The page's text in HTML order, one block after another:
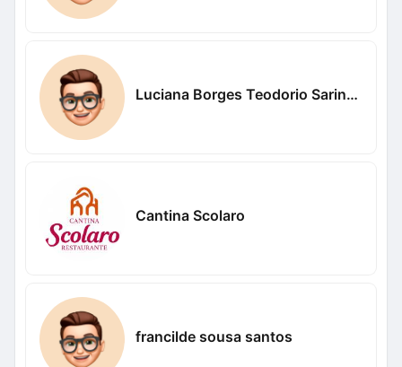
Luciana Borges Teodorio Sarinho
Cantina Scolaro
francilde sousa santos